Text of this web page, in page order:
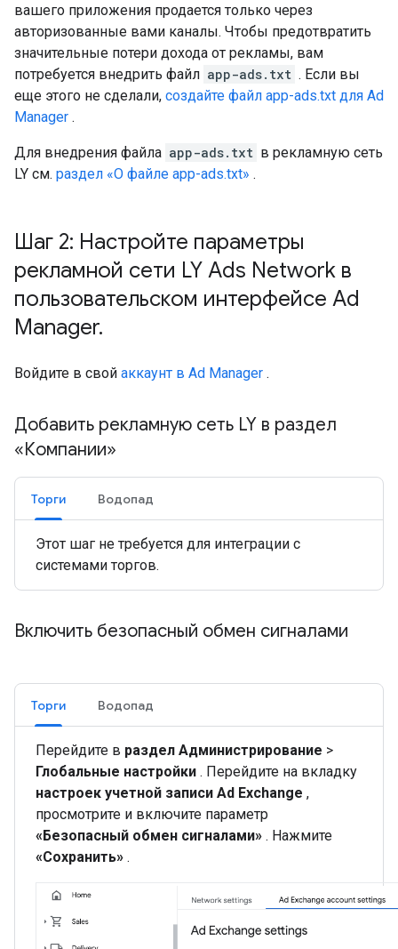
вашего приложения продается только через
авторизованные вами каналы. Чтобы предотвратить
значительные потери дохода от рекламы, вам
потребуется внедрить файл app-ads.txt . Если вы
еще этого не сделали, создайте файл app-ads.txt для Ad
Manager .
Для внедрения файла app-ads.txt в рекламную сеть
LY см. раздел «О файле app-ads.txt» .
Шаг 2: Настройте параметры
рекламной сети LY Ads Network в
пользовательском интерфейсе Ad
Manager.
Войдите в свой аккаунт в Ad Manager .
Добавить рекламную сеть LY в раздел
«Компании»
Торги Водопад
Этот шаг не требуется для интеграции с
системами торгов.
Включить безопасный обмен сигналами
Торги Водопад
Перейдите в раздел Администрирование >
Глобальные настройки . Перейдите на вкладку
настроек учетной записи Ad Exchange ,
просмотрите и включите параметр
«Безопасный обмен сигналами» . Нажмите
«Сохранить» .